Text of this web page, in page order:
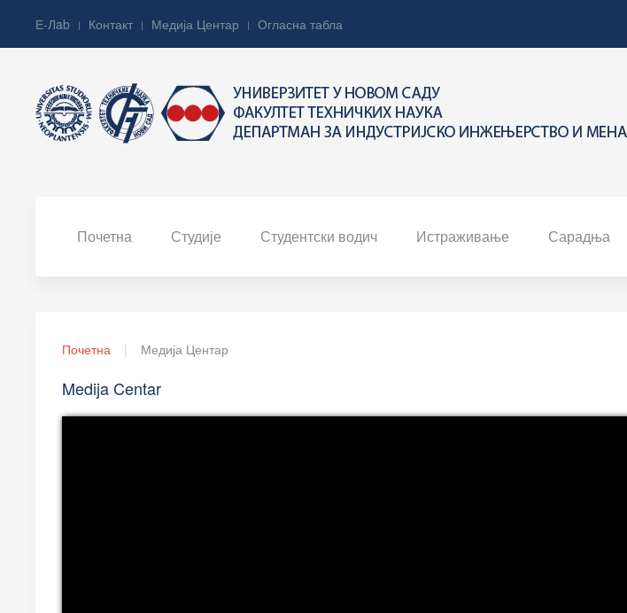
Е-Лab Контакт Медија Центар Огласна табла
Почетна Студије Студентски водич Истраживање Сарадња
Почетна Медија Центар
Medija Centar